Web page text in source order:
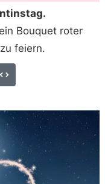
Bouquet roter
feiern.